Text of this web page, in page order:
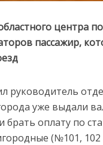
центра
пассажир,
руководитель
уже выдали
брать оплату по
(№101, 102